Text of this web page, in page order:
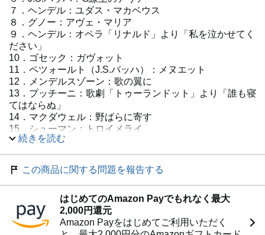
７．ヘンデル：ユダス・マカベウス
８．グノー：アヴェ・マリア
９．ヘンデル：オペラ「リナルド」より「私を泣かせてく
ださい」
10．ゴセック：ガヴォット
11．ペツォールト（J.S.バッハ）：メヌエット
12．メンデルスゾーン：歌の翼に
13．プッチーニ：歌劇「トゥーランドット」より「誰も寝
てはならぬ」
14．マクダウェル：野ばらに寄す
15．シューマン：トロイメライ
16．ドヴォルザーク：ユーモレスク
17．パッヘルベル：カノン
18．ブラームス：ワルツOp.39-15
19．J.S.バッハ：アリオーソ
20．マスカーニ：カヴァレリア・ルスティカーナ
21．J.S.バッハ：主よ人の望みの喜びよBWV147
22．ショパン：ノクターンOp.9 No.2
23．リスト：愛の夢No.3
続きを読む
この商品に関する問題を報告する
はじめてのAmazon Payでもれなく最大
2,000円還元
Amazon Payをはじめてご利用いただく